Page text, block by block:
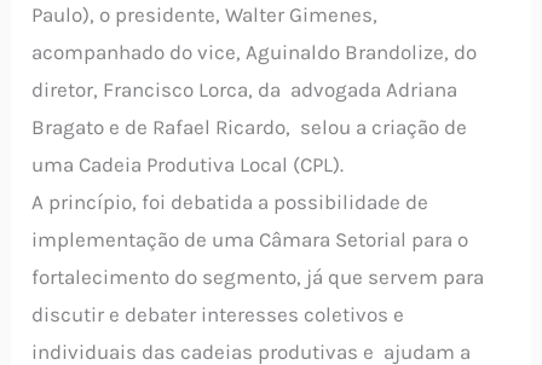
Paulo), o presidente, Walter Gimenes,
acompanhado do vice, Aguinaldo Brandolize, do
diretor, Francisco Lorca, da advogada Adriana
Bragato e de Rafael Ricardo, selou a criação de
uma Cadeia Produtiva Local (CPL).
A princípio, foi debatida a possibilidade de
implementação de uma Câmara Setorial para o
fortalecimento do segmento, já que servem para
discutir e debater interesses coletivos e
individuais das cadeias produtivas e ajudam a